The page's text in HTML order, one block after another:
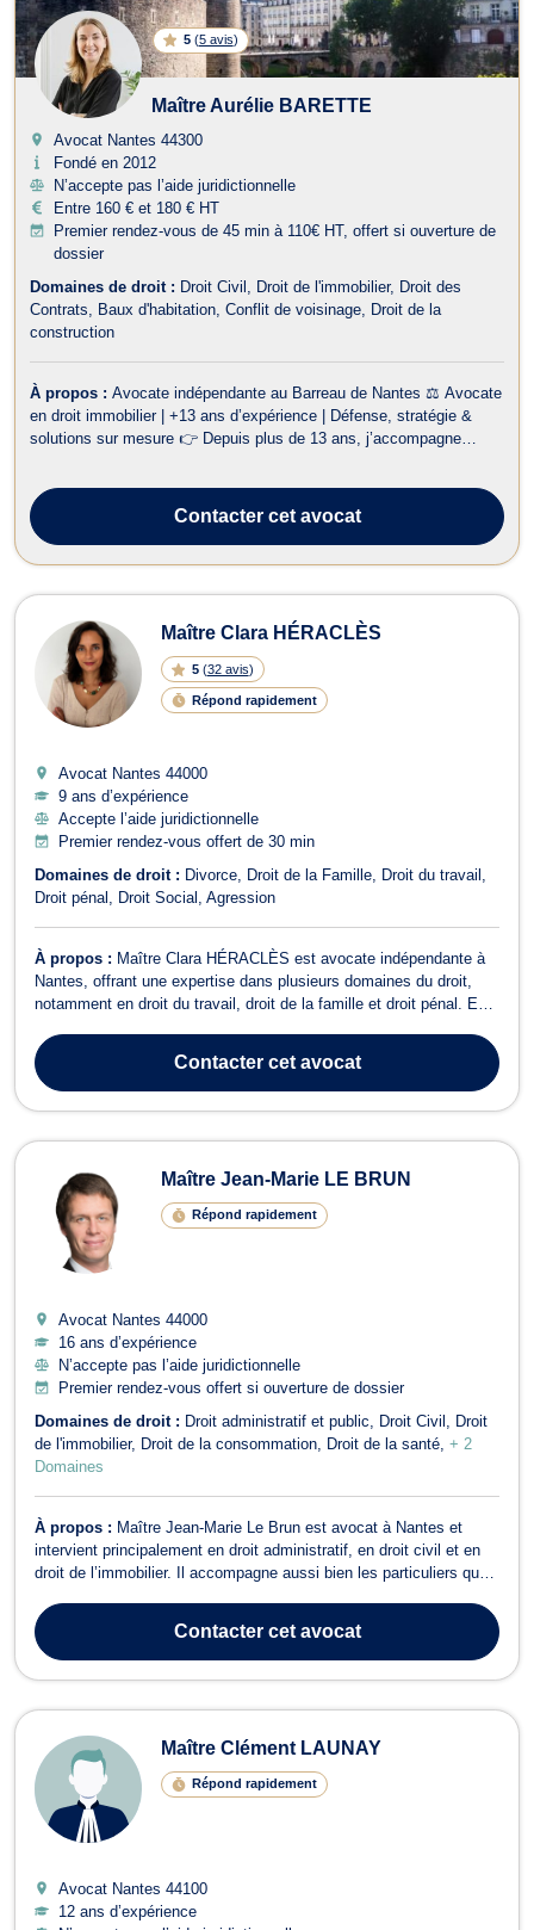
5 (5 avis)
Maître Aurélie BARETTE
Avocat Nantes 44300
Fondé en 2012
N’accepte pas l’aide juridictionnelle
Entre 160 € et 180 € HT
Premier rendez-vous de 45 min à 110€ HT, offert si ouverture de
dossier
Domaines de droit : Droit Civil Droit de l'immobilier
Droit des
Contrats
Baux d'habitation Conflit de voisinage
Droit de la
construction
À propos : Avocate indépendante au Barreau de Nantes ⚖️ Avocate
en droit immobilier | +13 ans d’expérience | Défense, stratégie &
solutions sur mesure 👉 Depuis plus de 13 ans, j’accompagne
pou...
Contactercet avocat
Maître Clara HÉRACLÈS
5 (32 avis)
Répond rapidement
Avocat Nantes 44000
9 ans d’expérience
Accepte l’aide juridictionnelle
Premier rendez-vous offert de 30 min
Domaines de droit : Divorce Droit de la Famille
Droit du travail
Droit pénal
Droit Social Agression
À propos : Maître Clara HÉRACLÈS est avocate indépendante à
Nantes, offrant une expertise dans plusieurs domaines du droit,
notamment en droit du travail, droit de la famille et droit pénal. En
leurs démarches et les représente devant les conseils de
prud'hommes pour défen...Contactercet avocat
Maître Jean-Marie LE BRUN
Répond rapidement
Avocat Nantes 44000
16 ans d’expérience
N’accepte pas l’aide juridictionnelle
Premier rendez-vous offert si ouverture de dossier
Domaines de droit : Droit administratif et public Droit Civil
Droit
de l'immobilier
Droit de la consommation Droit de la santé + 2
Domaines
À propos : Maître Jean-Marie Le Brun est avocat à Nantes et
intervient principalement en droit administratif, en droit civil et en
droit de l’immobilier. Il accompagne aussi bien les particuliers que
accompagnement juridique rigoureux et adapté aux enjeux de
chaque dossier. En...Contactercet avocat
Maître Clément LAUNAY
Répond rapidement
Avocat Nantes 44100
12 ans d’expérience